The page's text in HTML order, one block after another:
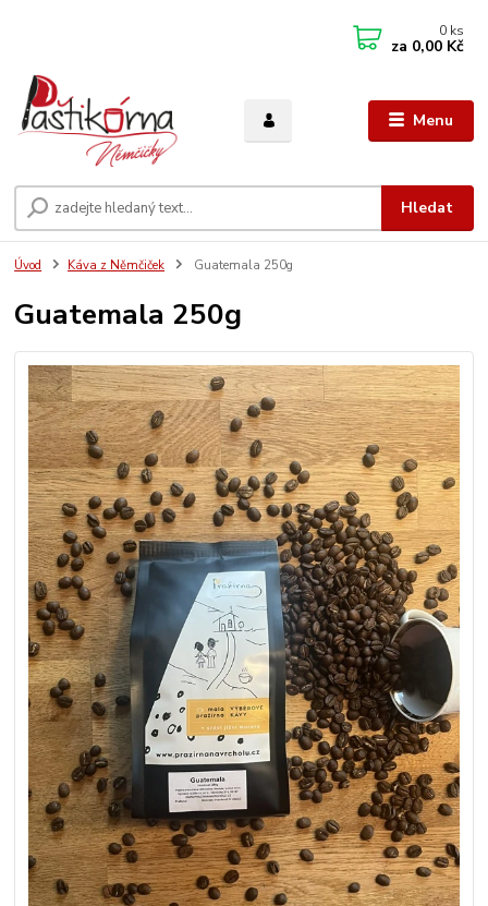
Menu
Hledat
0 ks
za 0,00 Kč
Úvod Káva z Němčiček Guatemala 250g
Guatemala 250g